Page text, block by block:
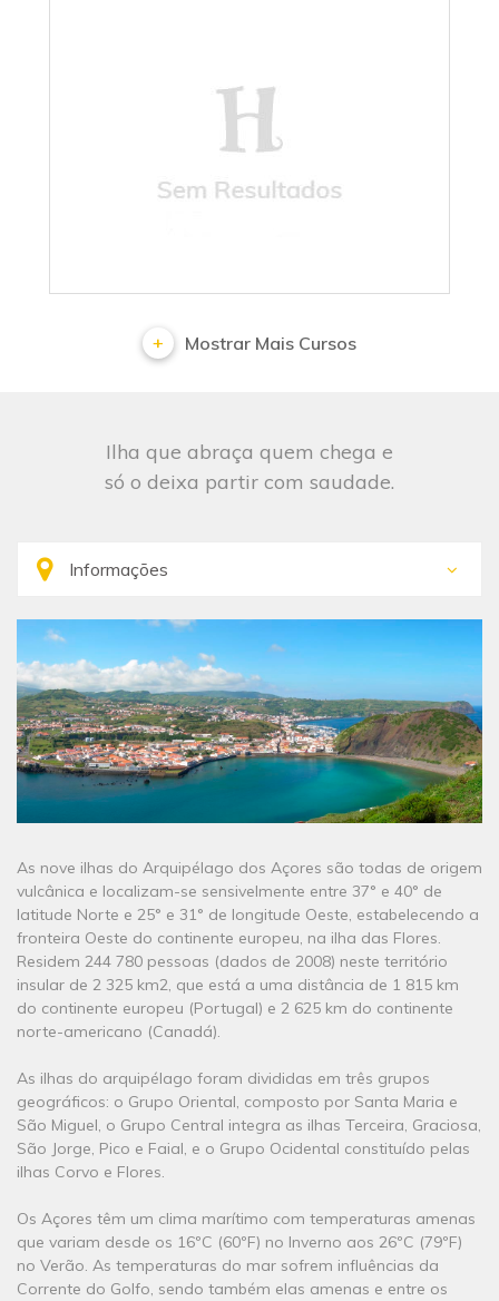
Sem Resultados
Mostrar Mais Cursos
Ilha que abraça quem chega e
só o deixa partir com saudade.
As nove ilhas do Arquipélago dos Açores são todas de origem
vulcânica e localizam-se sensivelmente entre 37° e 40° de
latitude Norte e 25° e 31° de longitude Oeste, estabelecendo a
fronteira Oeste do continente europeu, na ilha das Flores.
Residem 244 780 pessoas (dados de 2008) neste território
insular de 2 325 km2, que está a uma distância de 1 815 km
do continente europeu (Portugal) e 2 625 km do continente
norte-americano (Canadá).
As ilhas do arquipélago foram divididas em três grupos
geográficos: o Grupo Oriental, composto por Santa Maria e
São Miguel, o Grupo Central integra as ilhas Terceira, Graciosa,
São Jorge, Pico e Faial, e o Grupo Ocidental constituído pelas
ilhas Corvo e Flores.
Os Açores têm um clima marítimo com temperaturas amenas
que variam desde os 16ºC (60ºF) no Inverno aos 26ºC (79ºF)
no Verão. As temperaturas do mar sofrem influências da
Corrente do Golfo, sendo também elas amenas e entre os